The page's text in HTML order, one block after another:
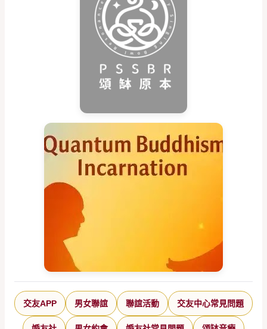
交友APP 男女聯誼 聯誼活動 交友中心常見問題